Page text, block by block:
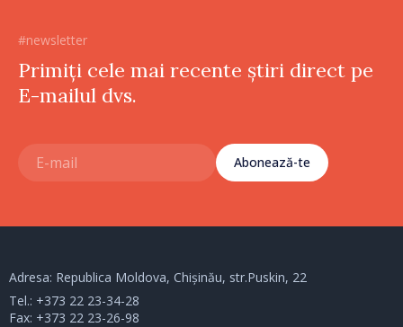
#newsletter
Primiți cele mai recente știri direct pe
E-mailul dvs.
Abonează-te
Adresa: Republica Moldova, Chișinău, str.Puskin, 22
Tel.: +373 22 23-34-28
Fax: +373 22 23-26-98